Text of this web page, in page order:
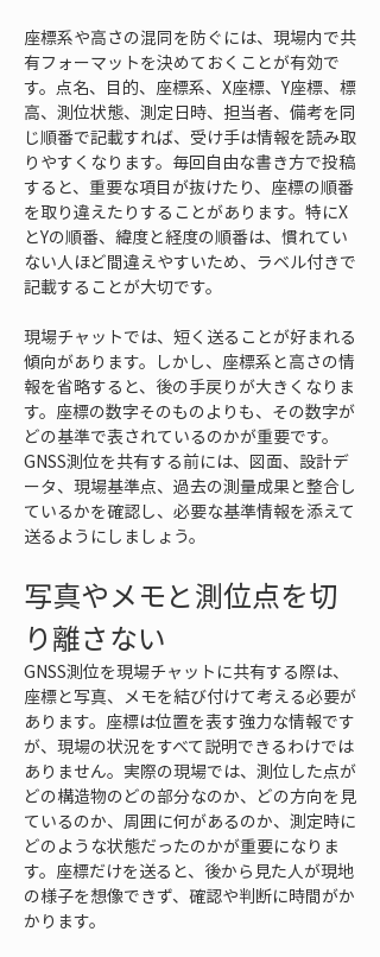
座標系や高さの混同を防ぐには、現場内で共
有フォーマットを決めておくことが有効で
す。点名、目的、座標系、X座標、Y座標、標
高、測位状態、測定日時、担当者、備考を同
じ順番で記載すれば、受け手は情報を読み取
りやすくなります。毎回自由な書き方で投稿
すると、重要な項目が抜けたり、座標の順番
を取り違えたりすることがあります。特にX
とYの順番、緯度と経度の順番は、慣れてい
ない人ほど間違えやすいため、ラベル付きで
記載することが大切です。
現場チャットでは、短く送ることが好まれる
傾向があります。しかし、座標系と高さの情
報を省略すると、後の手戻りが大きくなりま
す。座標の数字そのものよりも、その数字が
どの基準で表されているのかが重要です。
GNSS測位を共有する前には、図面、設計デ
ータ、現場基準点、過去の測量成果と整合し
ているかを確認し、必要な基準情報を添えて
送るようにしましょう。
写真やメモと測位点を切
り離さない
GNSS測位を現場チャットに共有する際は、
座標と写真、メモを結び付けて考える必要が
あります。座標は位置を表す強力な情報です
が、現場の状況をすべて説明できるわけでは
ありません。実際の現場では、測位した点が
どの構造物のどの部分なのか、どの方向を見
ているのか、周囲に何があるのか、測定時に
どのような状態だったのかが重要になりま
す。座標だけを送ると、後から見た人が現地
の様子を想像できず、確認や判断に時間がか
かります。